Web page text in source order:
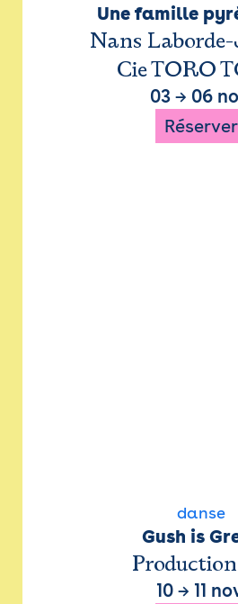
Une famille
Nans
Cie TORO
03 → 06
Réserver
danse
Gush is
10 → 11